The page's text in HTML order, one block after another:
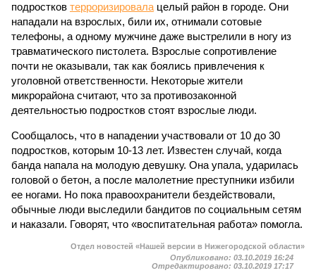
подростков терроризировала целый район в городе. Они
нападали на взрослых, били их, отнимали сотовые
телефоны, а одному мужчине даже выстрелили в ногу из
травматического пистолета. Взрослые сопротивление
почти не оказывали, так как боялись привлечения к
уголовной ответственности. Некоторые жители
микрорайона считают, что за противозаконной
деятельностью подростков стоят взрослые люди.
Сообщалось, что в нападении участвовали от 10 до 30
подростков, которым 10-13 лет. Известен случай, когда
банда напала на молодую девушку. Она упала, ударилась
головой о бетон, а после малолетние преступники избили
ее ногами. Но пока правоохранители бездействовали,
обычные люди выследили бандитов по социальным сетям
и наказали. Говорят, что «воспитательная работа» помогла.
Отдел новостей «Нашей версии в Нижегородской области»
Опубликовано: 03.10.2019 16:24
Отредактировано: 03.10.2019 17:17